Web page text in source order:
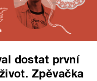
dostat první
Zpěvačka